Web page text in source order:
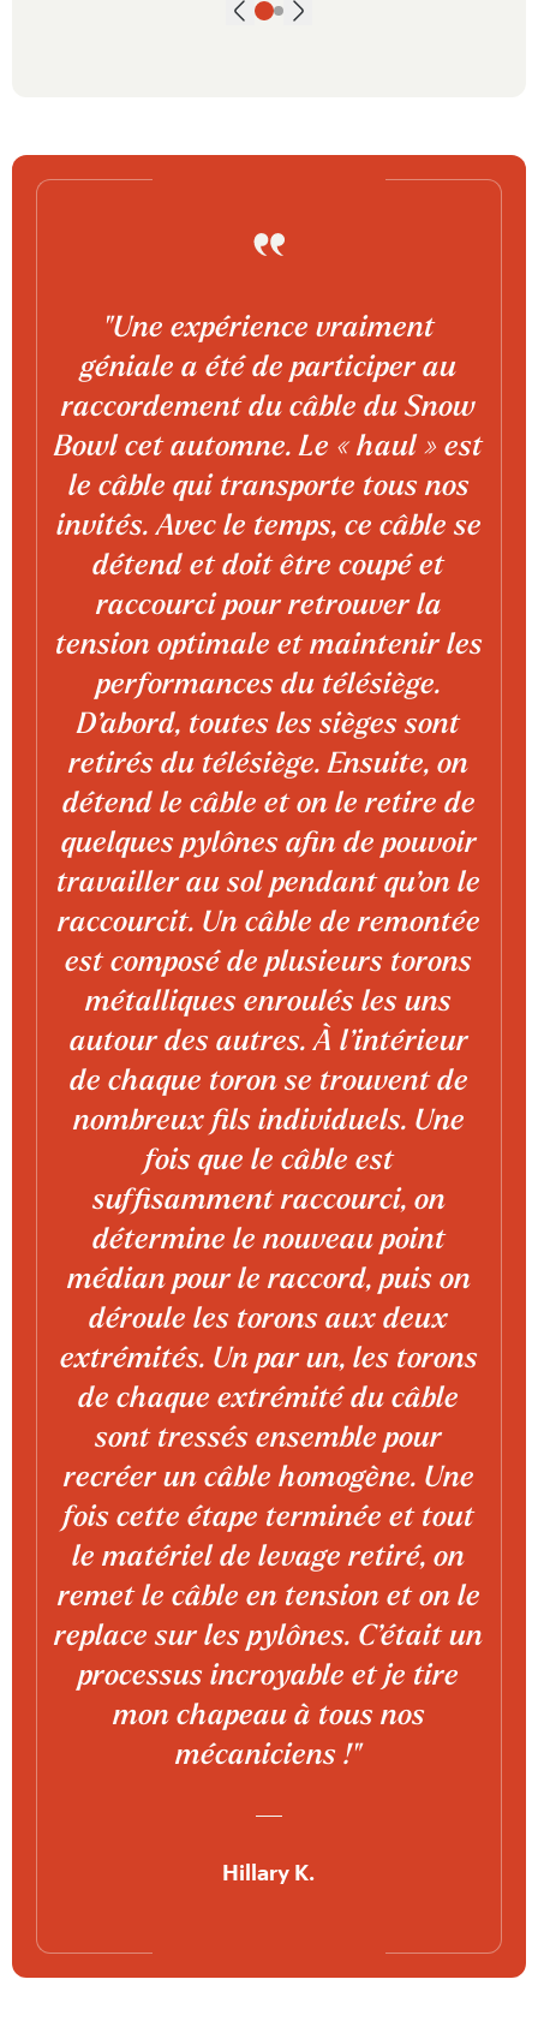
Go to slide
Go to slide
"Une expérience vraiment
géniale a été de participer au
raccordement du câble du Snow
Bowl cet automne. Le « haul » est
le câble qui transporte tous nos
invités. Avec le temps, ce câble se
détend et doit être coupé et
raccourci pour retrouver la
tension optimale et maintenir les
performances du télésiège.
D’abord, toutes les sièges sont
retirés du télésiège. Ensuite, on
détend le câble et on le retire de
quelques pylônes afin de pouvoir
travailler au sol pendant qu’on le
raccourcit. Un câble de remontée
est composé de plusieurs torons
métalliques enroulés les uns
autour des autres. À l’intérieur
de chaque toron se trouvent de
nombreux fils individuels. Une
fois que le câble est
suffisamment raccourci, on
détermine le nouveau point
médian pour le raccord, puis on
déroule les torons aux deux
extrémités. Un par un, les torons
de chaque extrémité du câble
sont tressés ensemble pour
recréer un câble homogène. Une
fois cette étape terminée et tout
le matériel de levage retiré, on
remet le câble en tension et on le
replace sur les pylônes. C’était un
processus incroyable et je tire
mon chapeau à tous nos
mécaniciens !"
Hillary K.